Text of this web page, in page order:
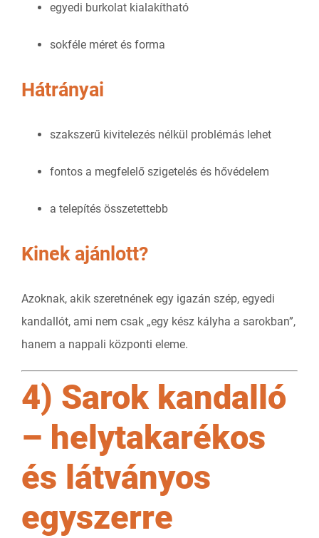
egyedi burkolat kialakítható
sokféle méret és forma
Hátrányai
szakszerű kivitelezés nélkül problémás lehet
fontos a megfelelő szigetelés és hővédelem
a telepítés összetettebb
Kinek ajánlott?
Azoknak, akik szeretnének egy igazán szép, egyedi
kandallót, ami nem csak „egy kész kályha a sarokban”,
hanem a nappali központi eleme.
4) Sarok kandalló
– helytakarékos
és látványos
egyszerre